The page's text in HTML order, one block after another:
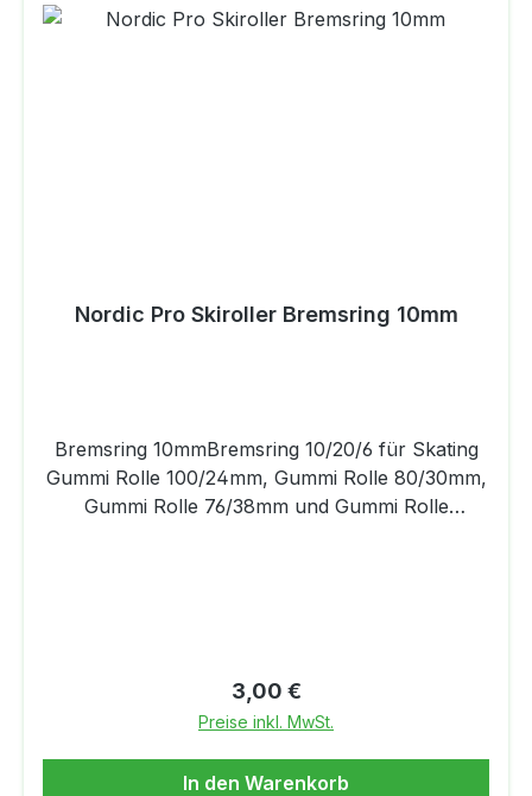
Nordic Pro Skiroller Bremsring 10mm
Bremsring 10mmBremsring 10/20/6 für Skating
Gummi Rolle 100/24mm, Gummi Rolle 80/30mm,
Gummi Rolle 76/38mm und Gummi Rolle
Regulärer Preis:
3,00 €
Preise inkl. MwSt.
In den Warenkorb